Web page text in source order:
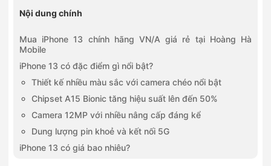
Nội dung chính
Mua iPhone 13 chính hãng VN/A giá rẻ tại Hoàng Hà
Mobile
iPhone 13 có đặc điểm gì nổi bật?
Thiết kế nhiều màu sắc với camera chéo nổi bật
Chipset A15 Bionic tăng hiệu suất lên đến 50%
Camera 12MP với nhiều nâng cấp đáng kể
Dung lượng pin khoẻ và kết nối 5G
iPhone 13 có giá bao nhiêu?